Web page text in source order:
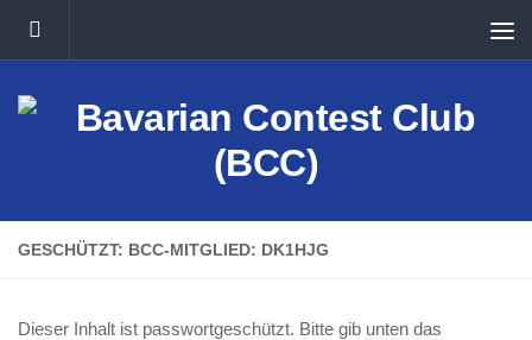
Unter dem Inhalt
GESCHÜTZT: BCC-MITGLIED: DK1HJG
Dieser Inhalt ist passwortgeschützt. Bitte gib unten das